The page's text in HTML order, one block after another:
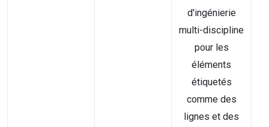
d'ingénierie
multi-discipline
pour les
éléments
étiquetés
comme des
lignes et des